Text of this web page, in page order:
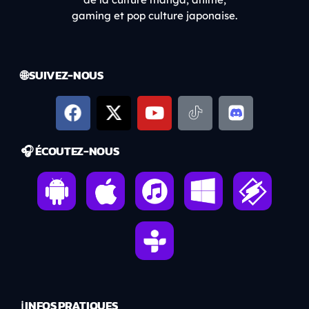
gaming et pop culture japonaise.
🌐 SUIVEZ-NOUS
🎧 ÉCOUTEZ-NOUS
ℹ️ INFOS PRATIQUES